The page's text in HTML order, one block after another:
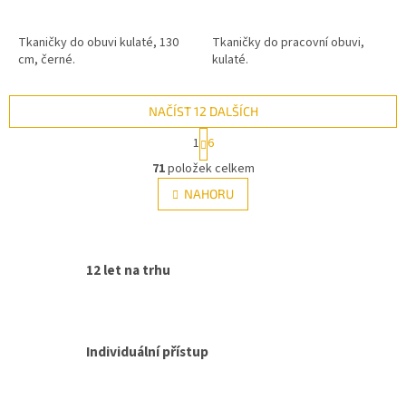
Tkaničky do obuvi kulaté, 130
cm, černé.
Tkaničky do pracovní obuvi,
kulaté.
O
v
l
á
k
NAČÍST 12 DALŠÍCH
S
t
r
á
n
k
1 6
71položek celkem
NAHORU
12 let na trhu
Individuální přístup